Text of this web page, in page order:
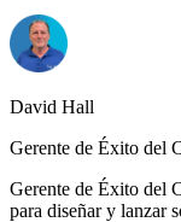
David Hall
Gerente de Éxito del
Gerente de Éxito del
para diseñar y lanzar